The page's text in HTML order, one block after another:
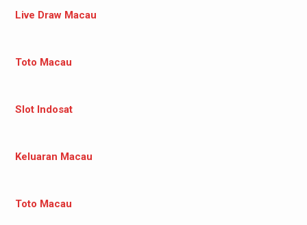
Live Draw Macau
Toto Macau
Slot Indosat
Keluaran Macau
Toto Macau